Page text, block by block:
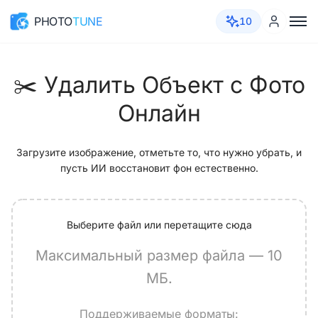
PHOTOTUNE 10
✂️ Удалить Объект с Фото
Онлайн
Загрузите изображение, отметьте то, что нужно убрать, и
пусть ИИ восстановит фон естественно.
Выберите файл или перетащите сюда
Максимальный размер файла — 10
МБ.
Поддерживаемые форматы: